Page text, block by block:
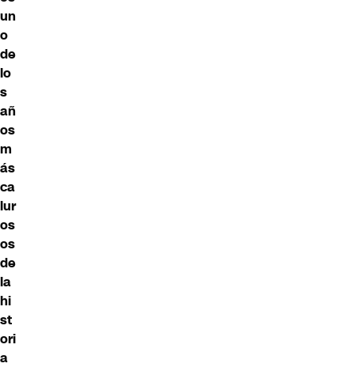
un
o
de
lo
s
añ
os
m
ás
ca
lur
os
os
de
la
hi
st
ori
a